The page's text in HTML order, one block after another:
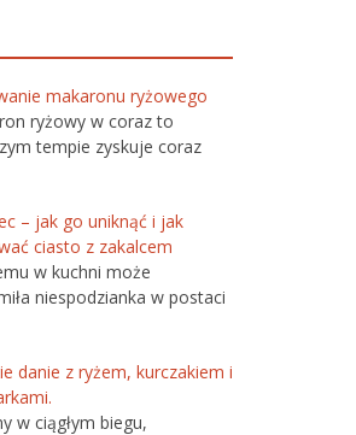
makaronu ryżowego
ryżowy w coraz to
tempie zyskuje coraz
– jak go uniknąć i jak
ciasto z zakalcem
w kuchni może
niespodzianka w postaci
danie z ryżem, kurczakiem i
w ciągłym biegu,